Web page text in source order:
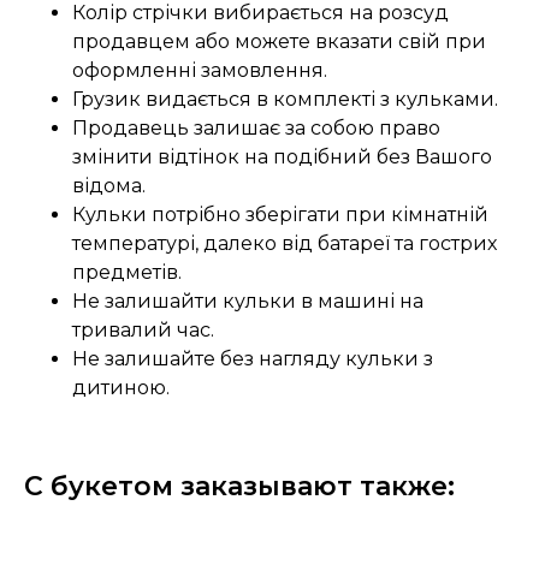
Колір стрічки вибирається на розсуд
продавцем або можете вказати свій при
оформленні замовлення.
Грузик видається в комплекті з кульками.
Продавець залишає за собою право
змінити відтінок на подібний без Вашого
відома.
Кульки потрібно зберігати при кімнатній
температурі, далеко від батареї та гострих
предметів.
Не залишайти кульки в машині на
тривалий час.
Не залишайте без нагляду кульки з
дитиною.
С букетом заказывают также: